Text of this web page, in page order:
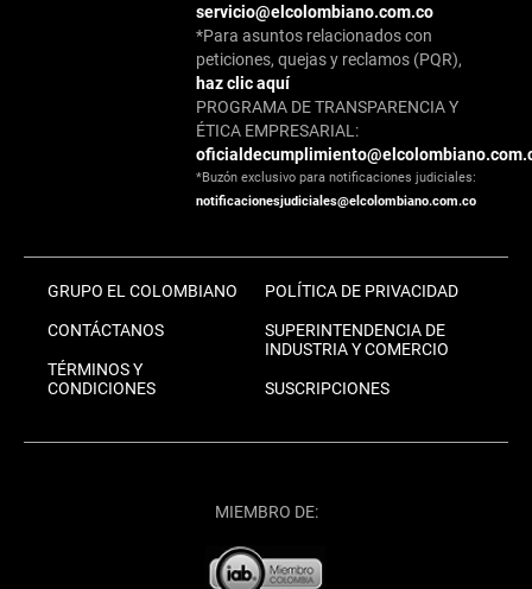
servicio@elcolombiano.com.co
*Para asuntos relacionados con
peticiones, quejas y reclamos (PQR),
haz clic aquí
PROGRAMA DE TRANSPARENCIA Y
ÉTICA EMPRESARIAL:
*Buzón exclusivo para notificaciones judiciales:
notificacionesjudiciales@elcolombiano.com.co
GRUPO EL COLOMBIANO
CONTÁCTANOS
TÉRMINOS Y
CONDICIONES
POLÍTICA DE PRIVACIDAD
SUPERINTENDENCIA DE
INDUSTRIA Y COMERCIO
SUSCRIPCIONES
MIEMBRO DE: